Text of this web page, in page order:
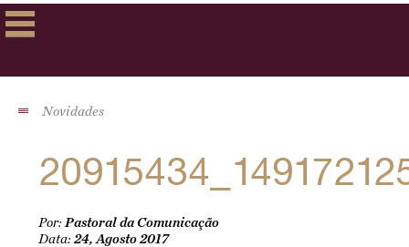
Novidades
Por:Pastoral da Comunicação
Data:24, Agosto 2017